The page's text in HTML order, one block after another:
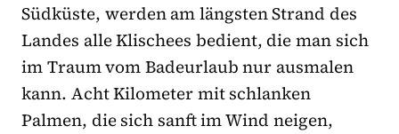
Südküste, werden am längsten Strand des
Landes alle Klischees bedient, die man sich
im Traum vom Badeurlaub nur ausmalen
kann. Acht Kilometer mit schlanken
Palmen, die sich sanft im Wind neigen,